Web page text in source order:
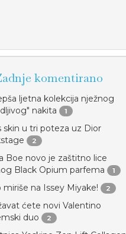
komentirano
ljetna kolekcija nježnog
nakita
1
skin u tri poteza uz Dior
2
Boe novo je zaštitno lice
Black Opium parfema
1
miriše na Issey Miyake! 2
ćete novi Valentino
duo
2